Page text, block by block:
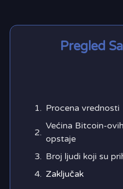
Pregled
Procena vrednosti
Većina Bitcoin-
opstaje
Broj ljudi koji su
Zaključak